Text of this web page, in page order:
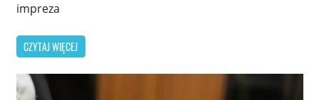
impreza
CZYTAJ WIĘCEJ